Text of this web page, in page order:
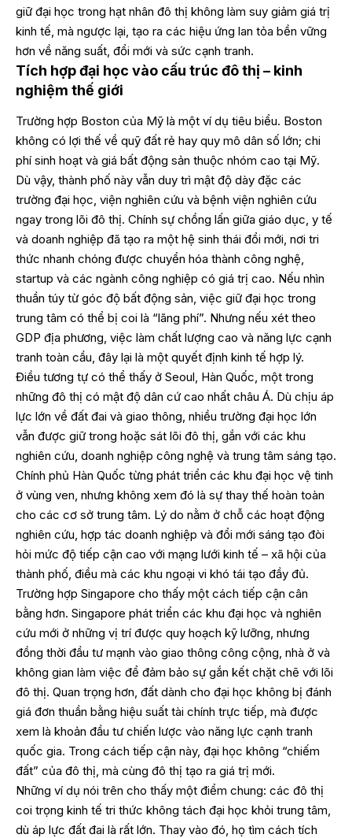
giữ đại học trong hạt nhân đô thị không làm suy giảm giá trị
kinh tế, mà ngược lại, tạo ra các hiệu ứng lan tỏa bền vững
hơn về năng suất, đổi mới và sức cạnh tranh.
Tích hợp đại học vào cấu trúc đô thị – kinh
nghiệm thế giới
Trường hợp Boston của Mỹ là một ví dụ tiêu biểu. Boston
không có lợi thế về quỹ đất rẻ hay quy mô dân số lớn; chi
phí sinh hoạt và giá bất động sản thuộc nhóm cao tại Mỹ.
Dù vậy, thành phố này vẫn duy trì mật độ dày đặc các
trường đại học, viện nghiên cứu và bệnh viện nghiên cứu
ngay trong lõi đô thị. Chính sự chồng lấn giữa giáo dục, y tế
và doanh nghiệp đã tạo ra một hệ sinh thái đổi mới, nơi tri
thức nhanh chóng được chuyển hóa thành công nghệ,
startup và các ngành công nghiệp có giá trị cao. Nếu nhìn
thuần túy từ góc độ bất động sản, việc giữ đại học trong
trung tâm có thể bị coi là “lãng phí”. Nhưng nếu xét theo
GDP địa phương, việc làm chất lượng cao và năng lực cạnh
tranh toàn cầu, đây lại là một quyết định kinh tế hợp lý.
Điều tương tự có thể thấy ở Seoul, Hàn Quốc, một trong
những đô thị có mật độ dân cứ cao nhất châu Á. Dù chịu áp
lực lớn về đất đai và giao thông, nhiều trường đại học lớn
vẫn được giữ trong hoặc sát lõi đô thị, gắn với các khu
nghiên cứu, doanh nghiệp công nghệ và trung tâm sáng tạo.
Chính phủ Hàn Quốc từng phát triển các khu đại học vệ tinh
ở vùng ven, nhưng không xem đó là sự thay thế hoàn toàn
cho các cơ sở trung tâm. Lý do nằm ở chỗ các hoạt động
nghiên cứu, hợp tác doanh nghiệp và đổi mới sáng tạo đòi
hỏi mức độ tiếp cận cao với mạng lưới kinh tế – xã hội của
thành phố, điều mà các khu ngoại vi khó tái tạo đầy đủ.
Trường hợp Singapore cho thấy một cách tiếp cận cân
bằng hơn. Singapore phát triển các khu đại học và nghiên
cứu mới ở những vị trí được quy hoạch kỹ lưỡng, nhưng
đồng thời đầu tư mạnh vào giao thông công cộng, nhà ở và
không gian làm việc để đảm bảo sự gắn kết chặt chẽ với lõi
đô thị. Quan trọng hơn, đất dành cho đại học không bị đánh
giá đơn thuần bằng hiệu suất tài chính trực tiếp, mà được
xem là khoản đầu tư chiến lược vào năng lực cạnh tranh
quốc gia. Trong cách tiếp cận này, đại học không “chiếm
đất” của đô thị, mà cùng đô thị tạo ra giá trị mới.
Những ví dụ nói trên cho thấy một điểm chung: các đô thị
coi trọng kinh tế tri thức không tách đại học khỏi trung tâm,
dù áp lực đất đai là rất lớn. Thay vào đó, họ tìm cách tích